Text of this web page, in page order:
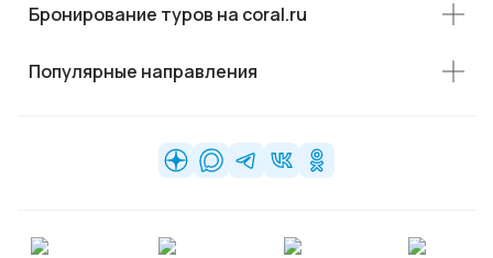
Бронирование туров на coral.ru
Популярные направления